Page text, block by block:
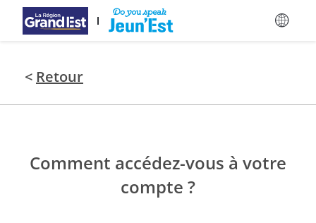
Passer au contenu principal
< Retour
Comment accédez-vous à votre
compte ?